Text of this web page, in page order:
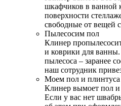
шкафчиков в ванной
поверхности
свободные от вещей
Пылесосим пол
Клинер
и коврики для ванны.
пылесоса – заранее
наш сотрудник
Моем пол и плинтуса
Клинер вымоет пол и
Если у вас нет